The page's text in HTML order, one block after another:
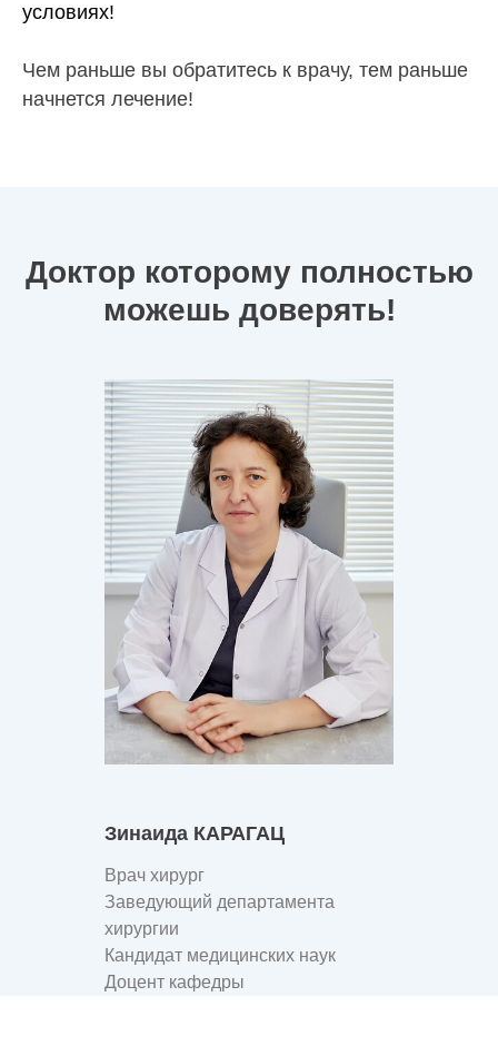
условиях!
Чем раньше вы обратитесь к врачу, тем раньше
начнется лечение!
Доктор которому полностью
можешь доверять!
Зинаида КАРАГАЦ
Врач хирург
Заведующий департамента
хирургии
Кандидат медицинских наук
Доцент кафедры